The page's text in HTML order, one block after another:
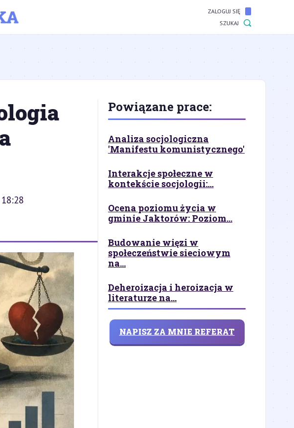
ZALOGUJ SIĘ
SZUKAJ
Powiązane prace:
Analiza socjologiczna
'Manifestu komunistycznego'
Interakcje społeczne w
kontekście socjologii:...
Ocena poziomu życia w
gminie Jaktorów: Poziom...
Budowanie więzi w
społeczeństwie sieciowym
na...
Deheroizacja i heroizacja w
literaturze na...
NAPISZ ZA MNIE REFERAT